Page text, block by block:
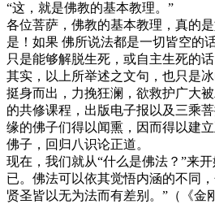
“这，就是佛教的基本教理。”
各位菩萨，佛教的基本教理，真的
是！如果 佛所说法都是一切皆空的
只是能够解脱生死，或自主生死的
其实，以上所举述之文句，也只是
挺身而出，力挽狂澜，欲救护广大
的共修课程，出版电子报以及三乘
缘的佛子们得以闻熏，因而得以建
佛子，回归八识论正道。
现在，我们就从“什么是佛法？”来
已。佛法可以依其觉悟内涵的不同
贤圣皆以无为法而有差别。”（《